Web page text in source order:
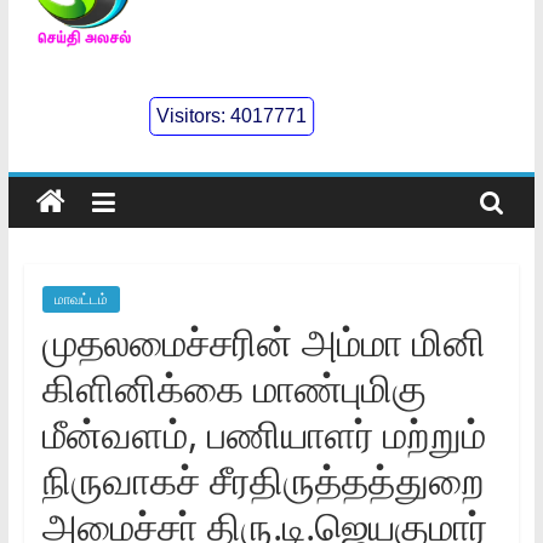
செய்திஅலசல்
Seidhialasal
Tamil
Online
Visitors:4017771
மாவட்டம்
முதலமைச்சரின்‌ அம்மா மினி
கிளினிக்கை மாண்புமிகு
மீன்வளம்‌, பணியாளர் மற்றும்‌
நிருவாகச்‌ சீரதிருத்தத்துறை
அமைச்சா்‌ திரு.டி.ஜெயகுமார்‌